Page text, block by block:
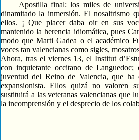
Apostilla final: los miles de
dinamitado la inmersión. El nosaltrismo
ellos. ¡ Que placer daba oir en sus
mantenido la herencia idiomática, pues
modo que Marti Gadea o el académico
voces tan valencianas como sigles,
Ahora, tras el viernes 13, el Institut
con inquietante occitano de
juventud del Reino de Valencia, que ha
expansionista. Ellos quizá no valoren
sustituirá a las veteranas valencianas que
la incomprensión y el desprecio de los